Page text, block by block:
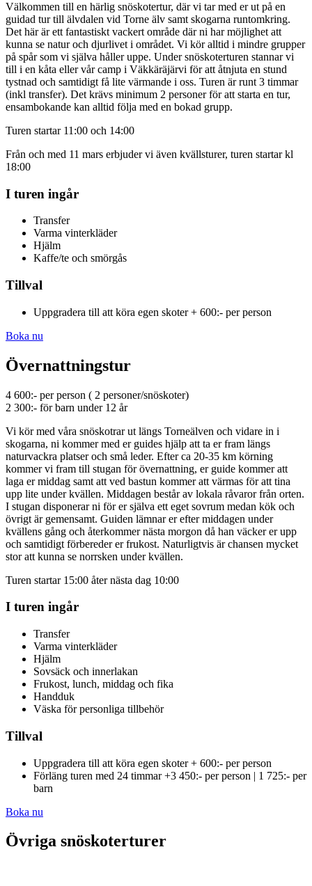
Välkommen till en härlig snöskotertur, där vi tar med er ut på en
guidad tur till älvdalen vid Torne älv samt skogarna runtomkring.
Det här är ett fantastiskt vackert område där ni har möjlighet att
kunna se natur och djurlivet i området. Vi kör alltid i mindre grupper
på spår som vi själva håller uppe. Under snöskoterturen stannar vi
till i en kåta eller vår camp i Väkkäräjärvi för att åtnjuta en stund
tystnad och samtidigt få lite värmande i oss. Turen är runt 3 timmar
(inkl transfer). Det krävs minimum 2 personer för att starta en tur,
ensambokande kan alltid följa med en bokad grupp.
Turen startar 11:00 och 14:00
Från och med 11 mars erbjuder vi även kvällsturer, turen startar kl
18:00
I turen ingår
Transfer
Varma vinterkläder
Hjälm
Kaffe/te och smörgås
Tillval
Uppgradera till att köra egen skoter + 600:- per person
Boka nu
Övernattningstur
4 600:- per person ( 2 personer/snöskoter)
2 300:- för barn under 12 år
Vi kör med våra snöskotrar ut längs Torneälven och vidare in i
skogarna, ni kommer med er guides hjälp att ta er fram längs
naturvackra platser och små leder. Efter ca 20-35 km körning
kommer vi fram till stugan för övernattning, er guide kommer att
laga er middag samt att ved bastun kommer att värmas för att tina
upp lite under kvällen. Middagen består av lokala råvaror från orten.
I stugan disponerar ni för er själva ett eget sovrum medan kök och
övrigt är gemensamt. Guiden lämnar er efter middagen under
kvällens gång och återkommer nästa morgon då han väcker er upp
och samtidigt förbereder er frukost. Naturligtvis är chansen mycket
stor att kunna se norrsken under kvällen.
Turen startar 15:00 åter nästa dag 10:00
I turen ingår
Transfer
Varma vinterkläder
Hjälm
Sovsäck och innerlakan
Frukost, lunch, middag och fika
Handduk
Väska för personliga tillbehör
Tillval
Uppgradera till att köra egen skoter + 600:- per person
Förläng turen med 24 timmar +3 450:- per person | 1 725:- per
barn
Boka nu
Övriga snöskoterturer